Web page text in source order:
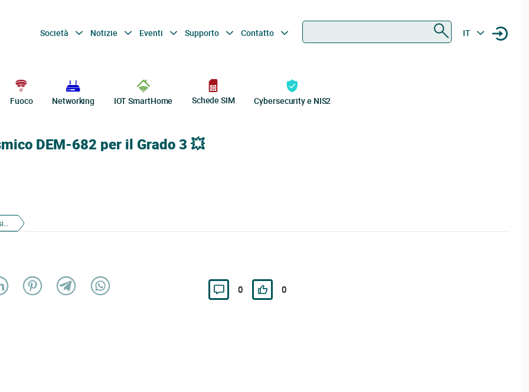
Società Notizie Eventi Supporto Contatto IT
Fuoco Networking IOT SmartHome Schede SIM Cybersecurity e NIS2
DEM-682 per il Grado 3 💥
0 0